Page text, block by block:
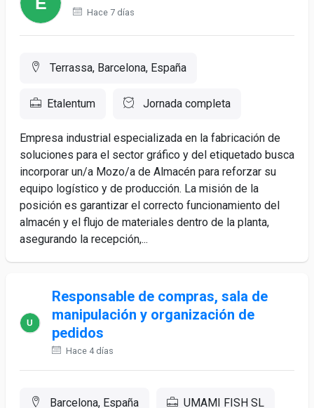
Hace 7 días
Terrassa, Barcelona, España
Etalentum Jornada completa
Empresa industrial especializada en la fabricación de
soluciones para el sector gráfico y del etiquetado busca
incorporar un/a Mozo/a de Almacén para reforzar su
equipo logístico y de producción. La misión de la
posición es garantizar el correcto funcionamiento del
almacén y el flujo de materiales dentro de la planta,
asegurando la recepción,...
Responsable de compras, sala de
manipulación y organización de
pedidos
Hace 4 días
Barcelona, España UMAMI FISH SL